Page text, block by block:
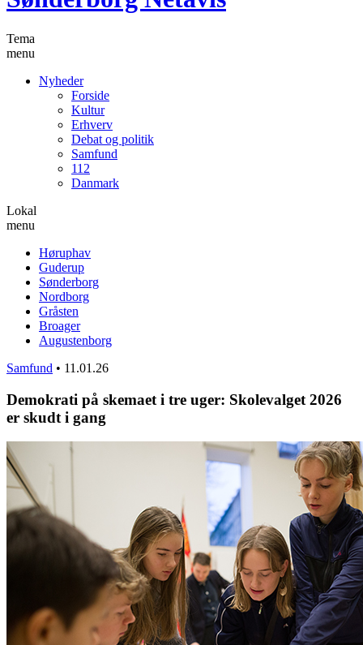
Tema
menu
Nyheder
Forside
Kultur
Erhverv
Debat og politik
Samfund
112
Danmark
Lokal
menu
Høruphav
Guderup
Sønderborg
Nordborg
Gråsten
Broager
Augustenborg
Samfund • 11.01.26
Demokrati på skemaet i tre uger: Skolevalget 2026
er skudt i gang